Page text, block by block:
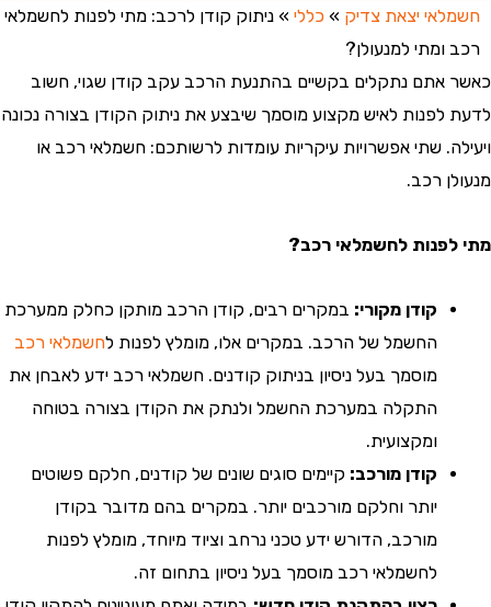
יצאת צדיק »כללי»ניתוק קודן לרכב: מתי לפנות לחשמלאי
למנעולן?
נתקלים בקשיים בהתנעת הרכב עקב קודן שגוי, חשוב
לאיש מקצוע מוסמך שיבצע את ניתוק הקודן בצורה נכונה
שתי אפשרויות עיקריות עומדות לרשותכם: חשמלאי רכב או
רכב.
לחשמלאי רכב?
קודן מקורי:במקרים רבים, קודן הרכב מותקן כחלק ממערכת
החשמל של הרכב. במקרים אלו, מומלץ לפנות לחשמלאי רכב
מוסמך בעל ניסיון בניתוק קודנים. חשמלאי רכב ידע לאבחן את
התקלה במערכת החשמל ולנתק את הקודן בצורה בטוחה
ומקצועית.
קודן מורכב:קיימים סוגים שונים של קודנים, חלקם פשוטים
יותר וחלקם מורכבים יותר. במקרים בהם מדובר בקודן
מורכב, הדורש ידע טכני נרחב וציוד מיוחד, מומלץ לפנות
לחשמלאי רכב מוסמך בעל ניסיון בתחום זה.